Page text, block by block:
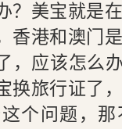
？美宝就是
香港和澳门
，应该怎么
换旅行证了
个问题，